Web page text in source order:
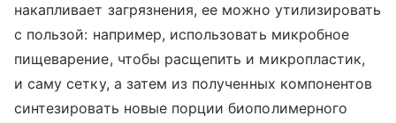
накапливает загрязнения, ее можно утилизировать
с пользой: например, использовать микробное
пищеварение, чтобы расщепить и микропластик,
и саму сетку, а затем из полученных компонентов
синтезировать новые порции биополимерного